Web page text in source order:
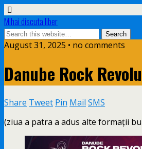
Mihai discuta liber
August 31, 2025 • no comments
Danube Rock
Share Tweet Pin Mail SMS
(ziua a patra a adus alte formații